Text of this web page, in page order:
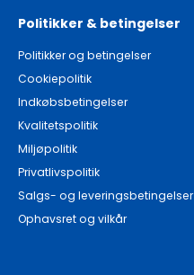
Politikker & betingelser
Politikker og betingelser
Cookiepolitik
Indkøbsbetingelser
Kvalitetspolitik
Miljøpolitik
Privatlivspolitik
Salgs- og leveringsbetingelser
Ophavsret og vilkår